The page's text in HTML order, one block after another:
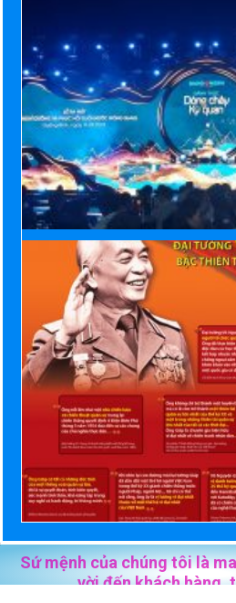
Sứ mệnh của chúng tôi là
vời đến khách hàng,